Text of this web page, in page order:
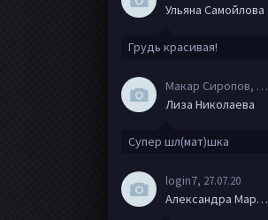
Ульяна Самойлова
Грудь красивая!
Макар Сиропов, 08.08.20
Лиза Николаева
Супер шл(мат)шка
login7, 27.07.20
Александра Маркова